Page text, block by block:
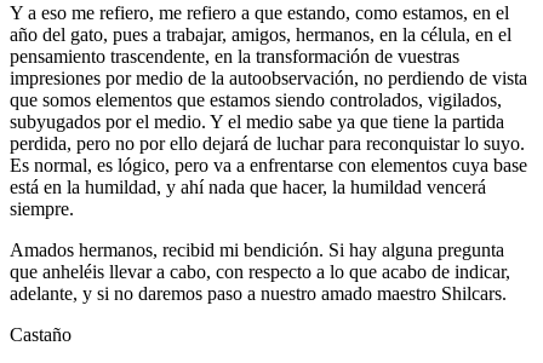
Y a eso me refiero, me refiero a que estando, como estamos, en el
año del gato, pues a trabajar, amigos, hermanos, en la célula, en el
pensamiento trascendente, en la transformación de vuestras
impresiones por medio de la autoobservación, no perdiendo de vista
que somos elementos que estamos siendo controlados, vigilados,
subyugados por el medio. Y el medio sabe ya que tiene la partida
perdida, pero no por ello dejará de luchar para reconquistar lo suyo.
Es normal, es lógico, pero va a enfrentarse con elementos cuya base
está en la humildad, y ahí nada que hacer, la humildad vencerá
siempre.
Amados hermanos, recibid mi bendición. Si hay alguna pregunta
que anheléis llevar a cabo, con respecto a lo que acabo de indicar,
adelante, y si no daremos paso a nuestro amado maestro Shilcars.
Castaño